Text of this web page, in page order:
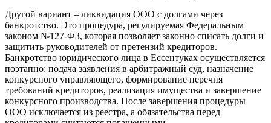
Другой вариант – ликвидация ООО с долгами через
банкротство. Это процедура, регулируемая Федеральным
законом №127-ФЗ, которая позволяет законно списать долги и
защитить руководителей от претензий кредиторов.
Банкротство юридического лица в Ессентуках осуществляется
поэтапно: подача заявления в арбитражный суд, назначение
конкурсного управляющего, формирование перечня
требований кредиторов, реализация имущества и завершение
конкурсного производства. После завершения процедуры
ООО исключается из реестра, а обязательства перед